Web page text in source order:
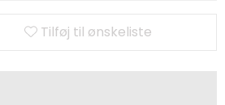
Tilføj til ønskeliste